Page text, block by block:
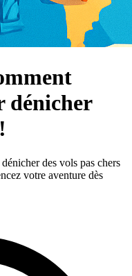
dénicher
des vols pas chers
votre aventure dès